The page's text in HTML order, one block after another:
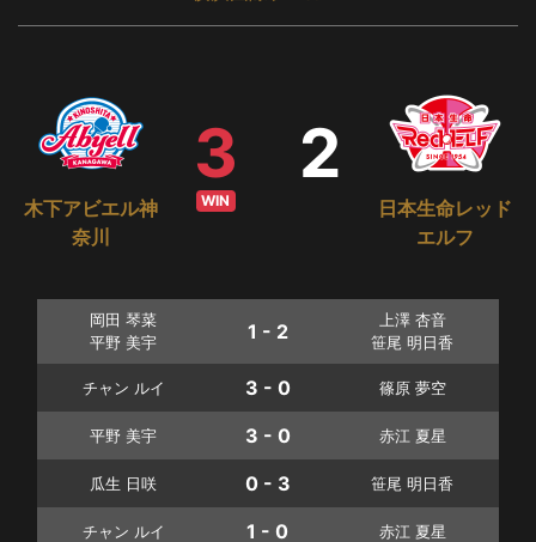
木下アビエル神
奈川
3
WIN
日本生命レッド
エルフ
2
岡田 琴菜
平野 美宇
1 - 2
上澤 杏音
笹尾 明日香
チャン ルイ 3 - 0 篠原 夢空
平野 美宇 3 - 0 赤江 夏星
瓜生 日咲 0 - 3 笹尾 明日香
チャン ルイ 1 - 0 赤江 夏星